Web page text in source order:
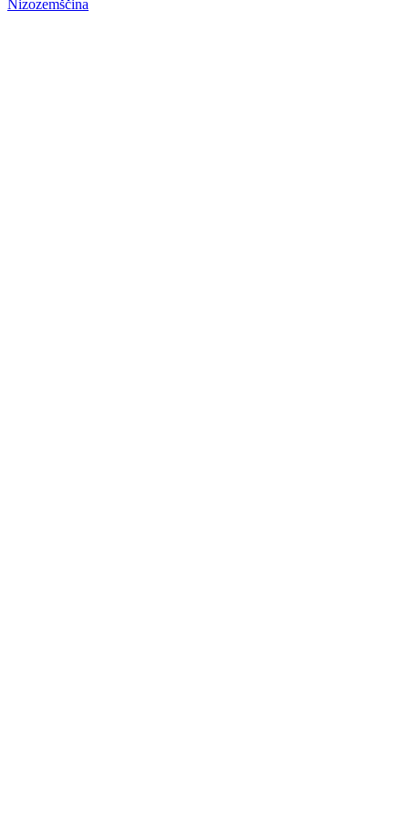
Nizozemščina